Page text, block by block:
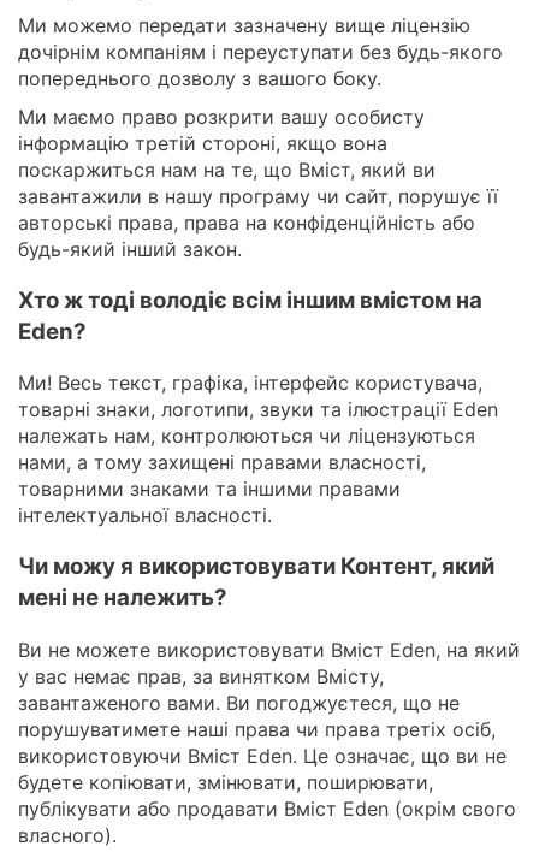
Ми можемо передати зазначену вище ліцензію
дочірнім компаніям і переуступати без будь-якого
попереднього дозволу з вашого боку.
Ми маємо право розкрити вашу особисту
інформацію третій стороні, якщо вона
поскаржиться нам на те, що Вміст, який ви
завантажили в нашу програму чи сайт, порушує її
авторські права, права на конфіденційність або
будь-який інший закон.
Хто ж тоді володіє всім іншим вмістом на
Eden?
Ми! Весь текст, графіка, інтерфейс користувача,
товарні знаки, логотипи, звуки та ілюстрації Eden
належать нам, контролюються чи ліцензуються
нами, а тому захищені правами власності,
товарними знаками та іншими правами
інтелектуальної власності.
Чи можу я використовувати Контент, який
мені не належить?
Ви не можете використовувати Вміст Eden, на який
у вас немає прав, за винятком Вмісту,
завантаженого вами. Ви погоджуєтеся, що не
порушуватимете наші права чи права третіх осіб,
використовуючи Вміст Eden. Це означає, що ви не
будете копіювати, змінювати, поширювати,
публікувати або продавати Вміст Eden (окрім свого
власного).